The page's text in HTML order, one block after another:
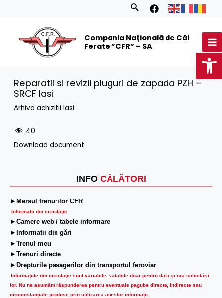
Search
Compania Națională de Căi
Ferate ”CFR” – SA
INFO CĂLĂTORI
►Mersul trenurilor CFR
Informatii din circulaţie
►Camere web / tabele informare
►Informaţii din gări
►Trenul meu
►Trenuri directe
►Drepturile pasagerilor din transportul feroviar
Informaţiile din circulaţie sunt variabile, valabile doar pentru data şi ora solicitării
lor. Nu ne asumăm răspunderea pentru eventuale pagube directe, indirecte sau
circumstanțiale produse prin utilizarea acestor informații.
Reparatii si revizii pluguri de zapada PZH –
SRCF Iasi
Arhiva achizitii Iasi
40
Download document